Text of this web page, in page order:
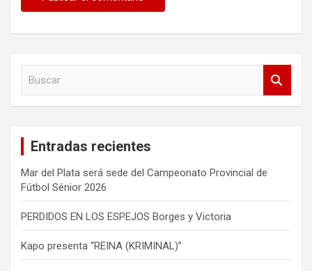
Entradas recientes
Mar del Plata será sede del Campeonato Provincial de
Fútbol Sénior 2026
PERDIDOS EN LOS ESPEJOS Borges y Victoria
Kapo presenta “REINA (KRIMINAL)”